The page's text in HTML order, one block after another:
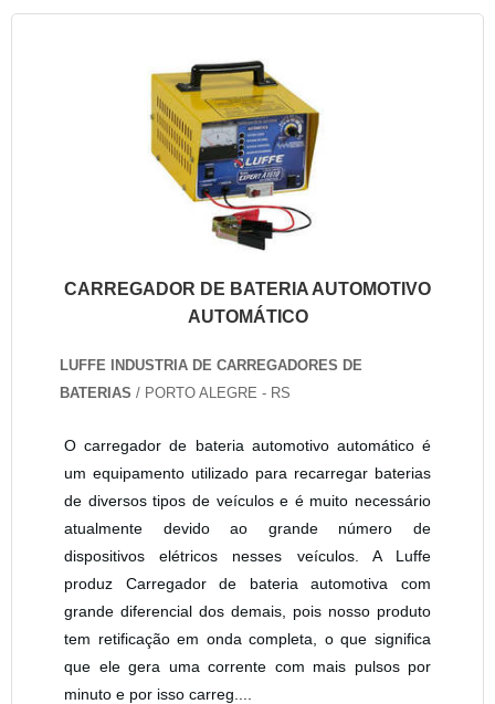
CARREGADOR DE BATERIA AUTOMOTIVO
AUTOMÁTICO
LUFFE INDUSTRIA DE CARREGADORES DE
BATERIAS / PORTO ALEGRE - RS
O carregador de bateria automotivo automático é
um equipamento utilizado para recarregar baterias
de diversos tipos de veículos e é muito necessário
atualmente devido ao grande número de
dispositivos elétricos nesses veículos. A Luffe
produz Carregador de bateria automotiva com
grande diferencial dos demais, pois nosso produto
tem retificação em onda completa, o que significa
que ele gera uma corrente com mais pulsos por
minuto e por isso carreg....